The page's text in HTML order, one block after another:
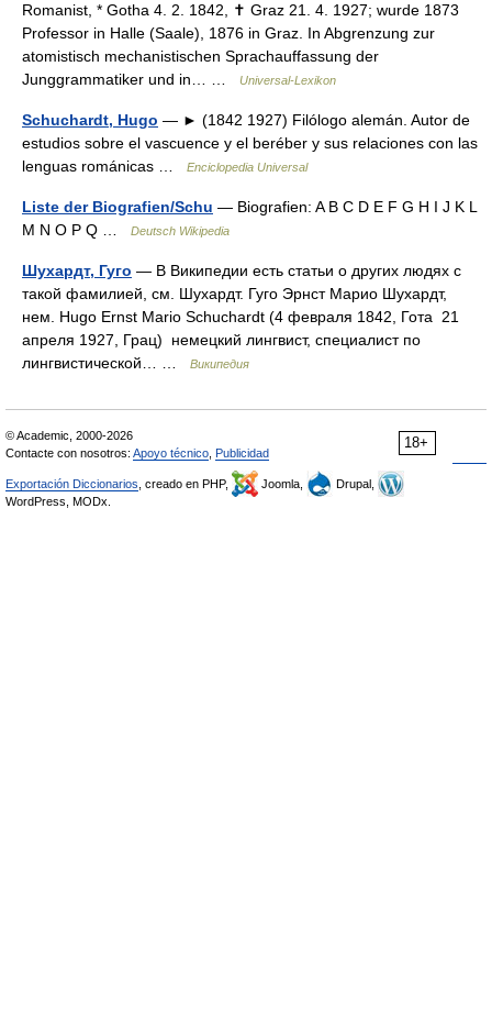
Romanist, * Gotha 4. 2. 1842, ✝ Graz 21. 4. 1927; wurde 1873
Professor in Halle (Saale), 1876 in Graz. In Abgrenzung zur
atomistisch mechanistischen Sprachauffassung der
Junggrammatiker und in… …
Universal-Lexikon
Schuchardt, Hugo — ► (1842 1927) Filólogo alemán. Autor de
estudios sobre el vascuence y el beréber y sus relaciones con las
lenguas románicas …
Enciclopedia Universal
Liste der Biografien/Schu — Biografien: A B C D E F G H I J K L
M N O P Q …
Deutsch Wikipedia
Шухардт, Гуго — В Википедии есть статьи о других людях с
такой фамилией, см. Шухардт. Гуго Эрнст Марио Шухардт,
нем. Hugo Ernst Mario Schuchardt (4 февраля 1842, Гота 21
апреля 1927, Грац) немецкий лингвист, специалист по
лингвистической… …
Википедия
18+
© Academic, 2000-2026
Contacte con nosotros: Apoyo técnico Publicidad
Exportación Diccionarios , creado en PHP, Joomla,
Drupal,
WordPress, MODx.